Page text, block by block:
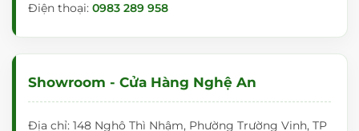
Điện thoại: 0983 289 958
Showroom - Cửa Hàng Nghệ An
Địa chỉ: 148 Nghô Thì Nhậm, Phường Trường Vinh, TP